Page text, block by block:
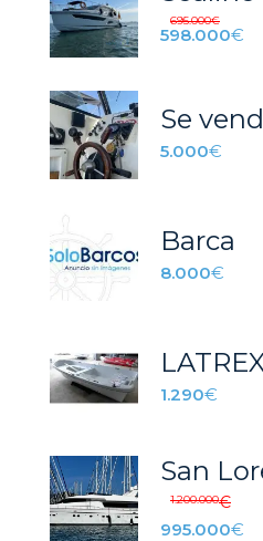
695.000€
598.000€
5.000€
Barca
8.000€
1.290€
1.200.000€
995.000€